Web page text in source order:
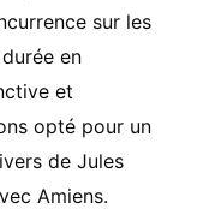
sur les
en
et
opté pour un
de Jules
Amiens.